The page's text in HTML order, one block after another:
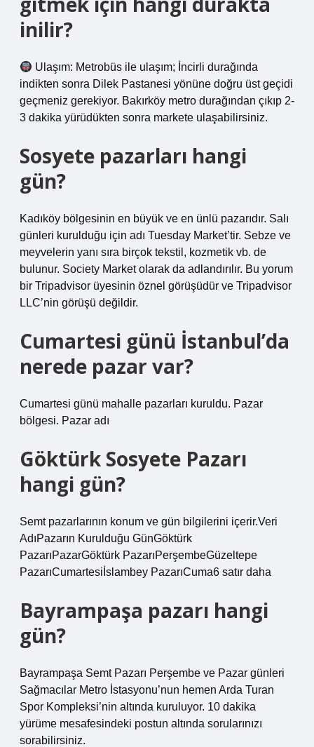
inilir?
Ulaşım: Metrobüs ile ulaşım; İncirli durağında
indikten sonra Dilek Pastanesi yönüne doğru üst geçidi
geçmeniz gerekiyor. Bakırköy metro durağından çıkıp 2-
3 dakika yürüdükten sonra markete ulaşabilirsiniz.
Sosyete pazarları hangi
gün?
Kadıköy bölgesinin en büyük ve en ünlü pazarıdır. Salı
günleri kurulduğu için adı Tuesday Market’tir. Sebze ve
meyvelerin yanı sıra birçok tekstil, kozmetik vb. de
bulunur. Society Market olarak da adlandırılır. Bu yorum
bir Tripadvisor üyesinin öznel görüşüdür ve Tripadvisor
LLC’nin görüşü değildir.
Cumartesi günü İstanbul’da
nerede pazar var?
Cumartesi günü mahalle pazarları kuruldu. Pazar
bölgesi. Pazar adı
Göktürk Sosyete Pazarı
hangi gün?
Semt pazarlarının konum ve gün bilgilerini içerir.Veri
AdıPazarın Kurulduğu GünGöktürk
PazarıPazarGöktürk PazarıPerşembeGüzeltepe
PazarıCumartesiİslambey PazarıCuma6 satır daha
Bayrampaşa pazarı hangi
gün?
Bayrampaşa Semt Pazarı Perşembe ve Pazar günleri
Sağmacılar Metro İstasyonu’nun hemen Arda Turan
Spor Kompleksi’nin altında kuruluyor. 10 dakika
yürüme mesafesindeki postun altında sorularınızı
sorabilirsiniz.